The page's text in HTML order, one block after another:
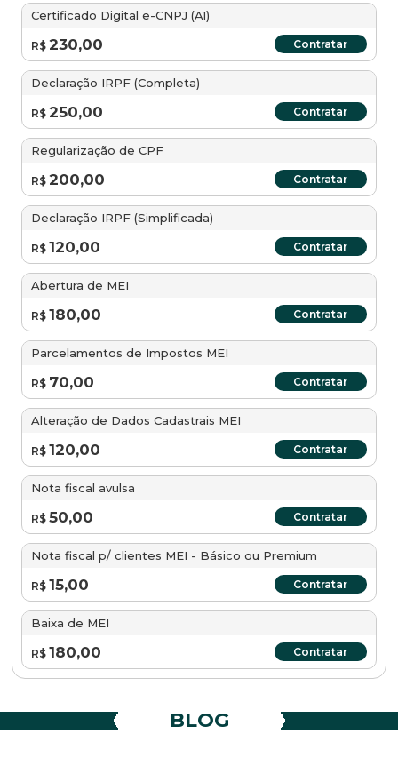
Certificado Digital e-CNPJ (A1)
R$ 230,00 Contratar
Declaração IRPF (Completa)
R$ 250,00 Contratar
Regularização de CPF
R$ 200,00 Contratar
Declaração IRPF (Simplificada)
R$ 120,00 Contratar
Abertura de MEI
R$ 180,00 Contratar
Parcelamentos de Impostos MEI
R$ 70,00 Contratar
Alteração de Dados Cadastrais MEI
R$ 120,00 Contratar
Nota fiscal avulsa
R$50,00 Contratar
Nota fiscal p/ clientes MEI - Básico ou Premium
R$ 15,00 Contratar
Baixa de MEI
R$ 180,00 Contratar
BLOG